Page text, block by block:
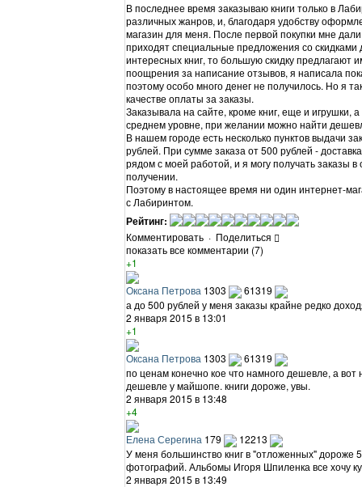
В последнее время заказываю книги только в
различных жанров, и, благодаря удобству
магазин для меня. После первой покупки мне
приходят специальные предложения со
интересных книг, то большую скидку предлагают
поощрения за написание отзывов, я написала
поэтому особо много денег не получилось. Но я
качестве оплаты за заказы.
Заказывала на сайте, кроме книг, еще и
среднем уровне, при желании можно найти
В нашем городе есть несколько пунктов выдачи
рублей. При сумме заказа от 500 рублей -
рядом с моей работой, и я могу получать заказы
получении.
Поэтому в настоящее время ни один интернет-
с Лабиринтом.
Рейтинг:
Комментировать · Поделиться
показать все комментарии (7)
+1
Оксана Петрова 1303
61319
а до 500 рублей у меня заказы крайне редко
2 января 2015 в 13:01
+1
Оксана Петрова 1303
61319
по ценам конечно кое что намного дешевле, а
дешевле у майшопе. книги дороже, увы.
2 января 2015 в 13:48
+4
Елена Серегина 179
12213
У меня большинство книг в "отложенных" дороже
фотографий. Альбомы Игоря Шпиленка все хочу
2 января 2015 в 13:49